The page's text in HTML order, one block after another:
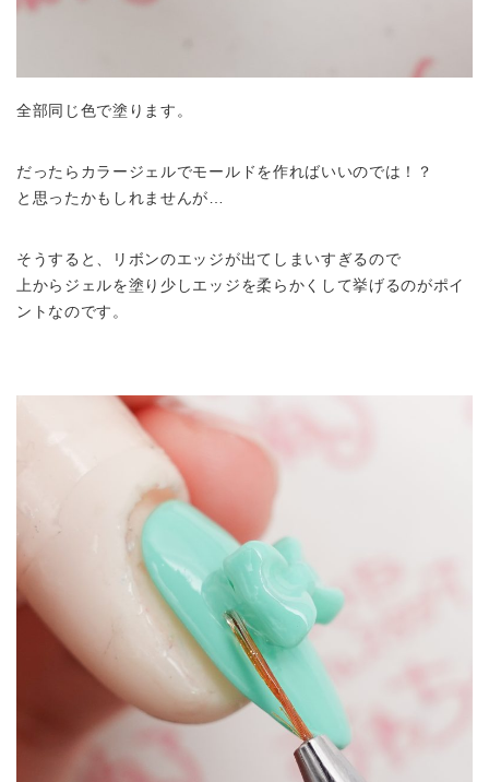
全部同じ色で塗ります。
だったらカラージェルでモールドを作ればいいのでは！？
と思ったかもしれませんが…
そうすると、リボンのエッジが出てしまいすぎるので
上からジェルを塗り少しエッジを柔らかくして挙げるのがポイ
ントなのです。